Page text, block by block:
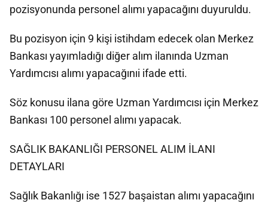
pozisyonunda personel alımı yapacağını duyuruldu.
Bu pozisyon için 9 kişi istihdam edecek olan Merkez
Bankası yayımladığı diğer alım ilanında Uzman
Yardımcısı alımı yapacağınıi ifade etti.
Söz konusu ilana göre Uzman Yardımcısı için Merkez
Bankası 100 personel alımı yapacak.
SAĞLIK BAKANLIĞI PERSONEL ALIM İLANI
DETAYLARI
Sağlık Bakanlığı ise 1527 başaistan alımı yapacağını